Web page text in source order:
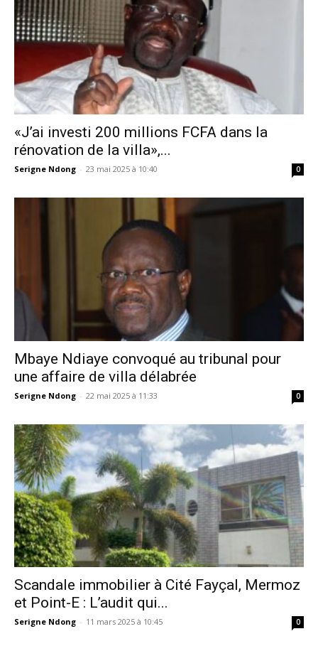
«J’ai investi 200 millions FCFA dans la
rénovation de la villa»,...
Serigne Ndong - 23 mai 2025 à 10:40 0
Mbaye Ndiaye convoqué au tribunal pour
une affaire de villa délabrée
Serigne Ndong - 22 mai 2025 à 11:33 0
Scandale immobilier à Cité Fayçal, Mermoz
et Point-E : L’audit qui...
Serigne Ndong - 11 mars 2025 à 10:45 0